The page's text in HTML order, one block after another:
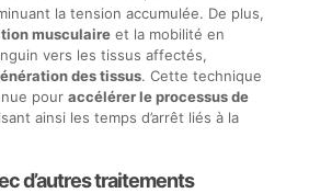
la tension accumulée. De plus,
musculaireet la mobilité en
vers les tissus affectés,
des tissus. Cette technique
pour accélérer le processus de
ainsi les temps d’arrêt liés à la
d’autres traitements